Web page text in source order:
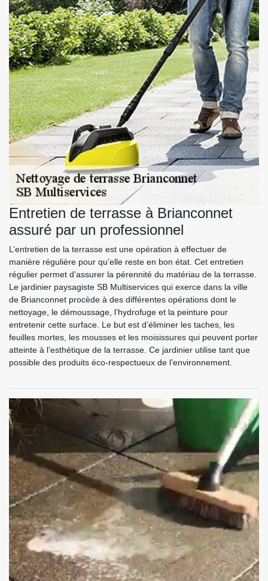
Entretien de terrasse à Brianconnet
assuré par un professionnel
L’entretien de la terrasse est une opération à effectuer de
manière régulière pour qu’elle reste en bon état. Cet entretien
régulier permet d’assurer la pérennité du matériau de la terrasse.
Le jardinier paysagiste SB Multiservices qui exerce dans la ville
de Brianconnet procède à des différentes opérations dont le
nettoyage, le démoussage, l’hydrofuge et la peinture pour
entretenir cette surface. Le but est d’éliminer les taches, les
feuilles mortes, les mousses et les moisissures qui peuvent porter
atteinte à l’esthétique de la terrasse. Ce jardinier utilise tant que
possible des produits éco-respectueux de l’environnement.